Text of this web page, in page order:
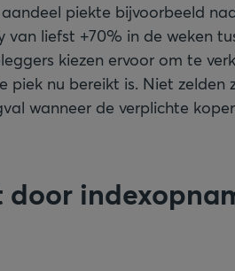
aandeel piekte bijvoorbeeld
liefst +70% in de weken
kiezen ervoor om te
nu bereikt is. Niet zelden
wanneer de verplichte
door